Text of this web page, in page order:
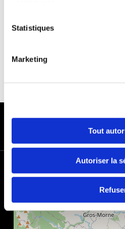
Statistiques
Marketing
Tout
Autoriser la